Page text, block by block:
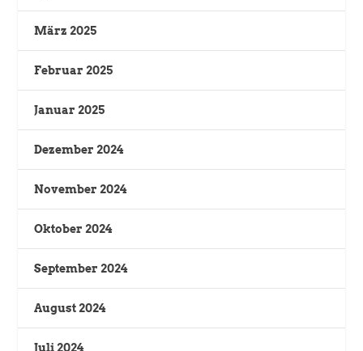
März 2025
Februar 2025
Januar 2025
Dezember 2024
November 2024
Oktober 2024
September 2024
August 2024
Juli 2024